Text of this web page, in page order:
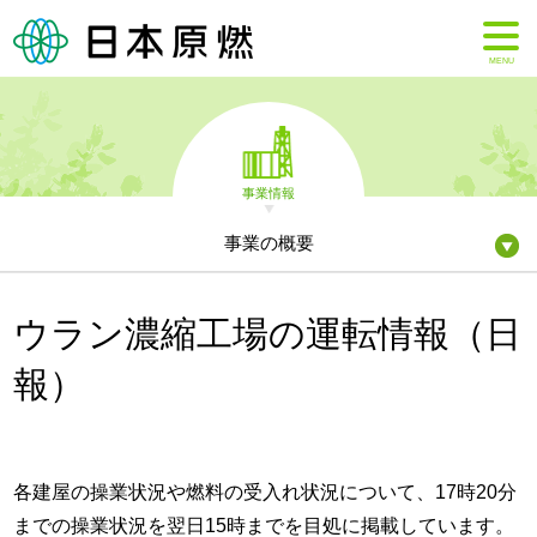
MENU
事業情報
事業の概要
ウラン濃縮工場の運転情報（日
報）
各建屋の操業状況や燃料の受入れ状況について、17時20分
までの操業状況を翌日15時までを目処に掲載しています。